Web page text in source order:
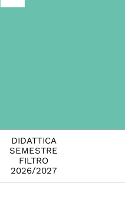
DIDATTICA
SEMESTRE
FILTRO
2026/2027